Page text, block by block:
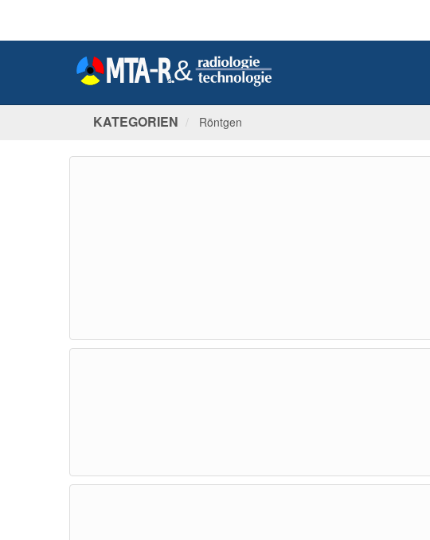
KATEGORIEN Röntgen